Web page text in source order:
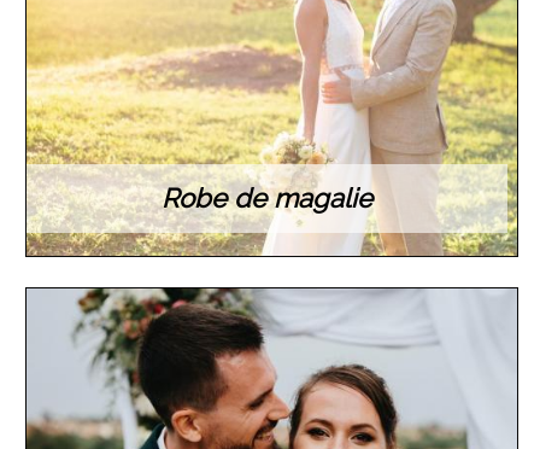
Robe de magalie